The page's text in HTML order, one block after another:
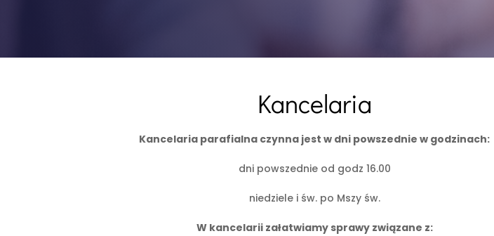
Kancelaria
Kancelaria parafialna czynna jest w dni powszednie w godzinach:
dni powszednie od godz 16.00
niedziele i św. po Mszy św.
W kancelarii załatwiamy sprawy związane z: